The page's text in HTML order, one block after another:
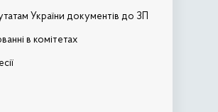
України документів до ЗП
в комітетах